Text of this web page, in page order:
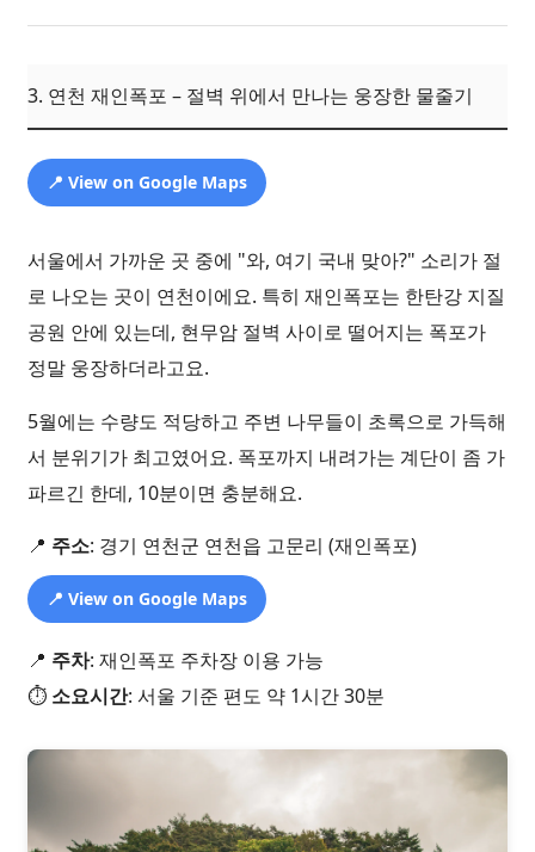
3. 연천 재인폭포 – 절벽 위에서 만나는 웅장한 물줄기
📍 View on Google Maps
서울에서 가까운 곳 중에 "와, 여기 국내 맞아?" 소리가 절
로 나오는 곳이 연천이에요. 특히 재인폭포는 한탄강 지질
공원 안에 있는데, 현무암 절벽 사이로 떨어지는 폭포가
정말 웅장하더라고요.
5월에는 수량도 적당하고 주변 나무들이 초록으로 가득해
서 분위기가 최고였어요. 폭포까지 내려가는 계단이 좀 가
파르긴 한데, 10분이면 충분해요.
📍 주소: 경기 연천군 연천읍 고문리 (재인폭포)
📍 View on Google Maps
📍 주차: 재인폭포 주차장 이용 가능
⏱️ 소요시간: 서울 기준 편도 약 1시간 30분